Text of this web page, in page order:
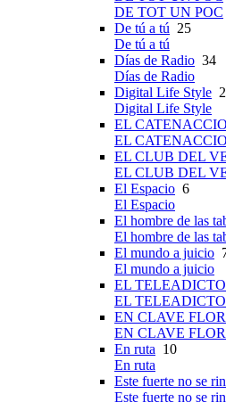
DE TOT UN POC
De tú a tú 25
De tú a tú
Días de Radio 34
Días de Radio
Digital Life Style 2
Digital Life Style
EL CATENACCIO
EL CATENACCIO
EL CLUB DEL
EL CLUB DEL
El Espacio 6
El Espacio
El hombre de las
El hombre de las
El mundo a juicio
El mundo a juicio
EL TELEADICTO
EL TELEADICTO
EN CLAVE
EN CLAVE
En ruta 10
En ruta
Este fuerte no se
Este fuerte no se